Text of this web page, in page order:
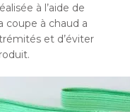
à l’aide de
coupe à chaud a
et d’éviter